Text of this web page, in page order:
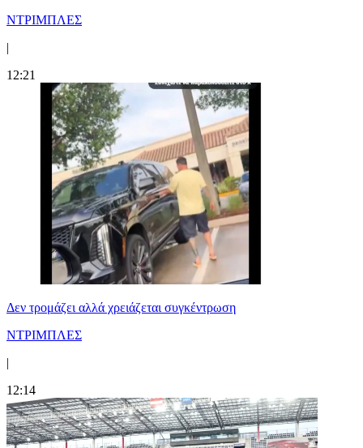
ΝΤΡΙΜΠΛΕΣ
|
12:21
Δεν τρομάζει αλλά χρειάζεται συγκέντρωση
ΝΤΡΙΜΠΛΕΣ
|
12:14